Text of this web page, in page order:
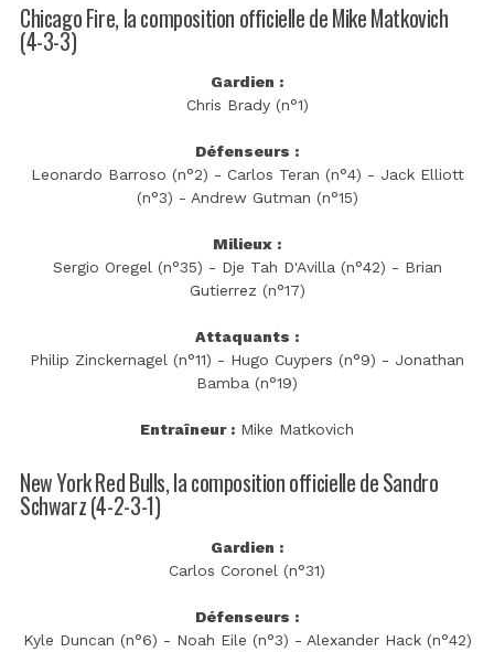
Chicago Fire, la composition officielle de Mike Matkovich
(4-3-3)
Gardien :
Chris Brady (n°1)
Défenseurs :
Leonardo Barroso (n°2) - Carlos Teran (n°4) - Jack Elliott
(n°3) - Andrew Gutman (n°15)
Milieux :
Sergio Oregel (n°35) - Dje Tah D'Avilla (n°42) - Brian
Gutierrez (n°17)
Attaquants :
Philip Zinckernagel (n°11) - Hugo Cuypers (n°9) - Jonathan
Bamba (n°19)
Entraîneur : Mike Matkovich
New York Red Bulls, la composition officielle de Sandro
Schwarz (4-2-3-1)
Gardien :
Carlos Coronel (n°31)
Défenseurs :
Kyle Duncan (n°6) - Noah Eile (n°3) - Alexander Hack (n°42)